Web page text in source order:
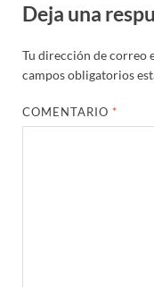
Deja una
Tu dirección de correo
campos obligatorios
COMENTARIO*